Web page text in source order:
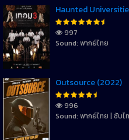
Haunted
997
Sound: พากย์ไทย
Outsource (2022)
996
Sound: พากย์ไทย | ซับไ